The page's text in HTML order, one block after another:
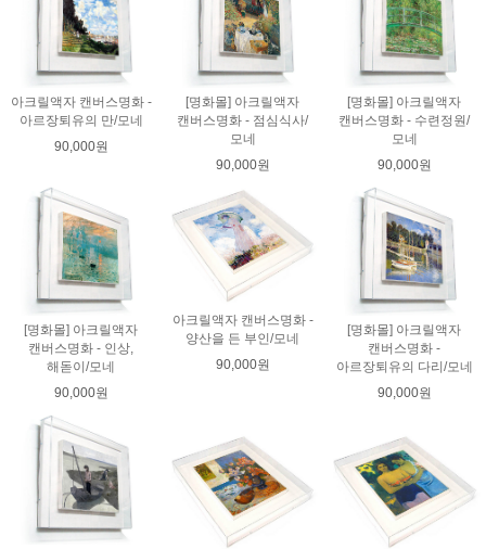
아크릴액자 캔버스명화 -
아르장퇴유의 만/모네
90,000원
[명화몰] 아크릴액자
캔버스명화 - 점심식사/
모네
90,000원
[명화몰] 아크릴액자
캔버스명화 - 수련정원/
모네
90,000원
[명화몰] 아크릴액자
캔버스명화 - 인상,
해돋이/모네
90,000원
아크릴액자 캔버스명화 -
양산을 든 부인/모네
90,000원
[명화몰] 아크릴액자
캔버스명화 -
아르장퇴유의 다리/모네
90,000원